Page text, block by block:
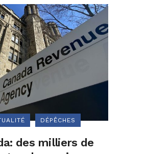
DÉPÊCHES
des milliers de